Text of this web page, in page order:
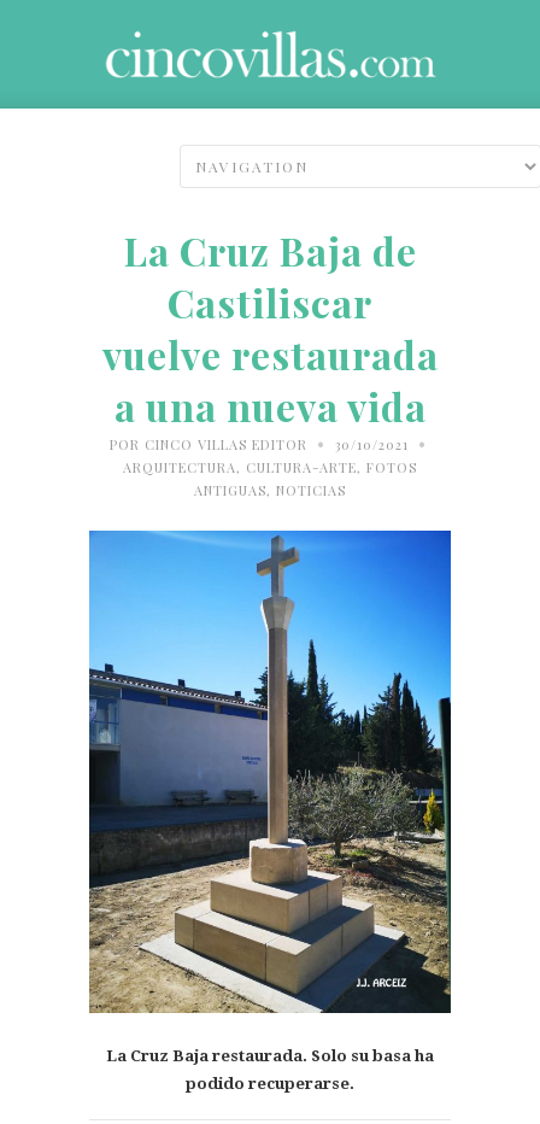
La Cruz Baja de
Castiliscar
vuelve restaurada
a una nueva vida
POR CINCO VILLAS EDITOR • 30/10/2021 •
ARQUITECTURA , CULTURA-ARTE, FOTOS
ANTIGUAS, NOTICIAS
La Cruz Baja restaurada. Solo su basa ha
podido recuperarse.